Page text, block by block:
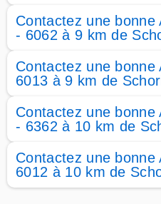
Contactez une bonne
- 6062 à 9 km de
Contactez une
6013 à 9 km de
Contactez une bonne
- 6362 à 10 km de
Contactez une
6012 à 10 km de